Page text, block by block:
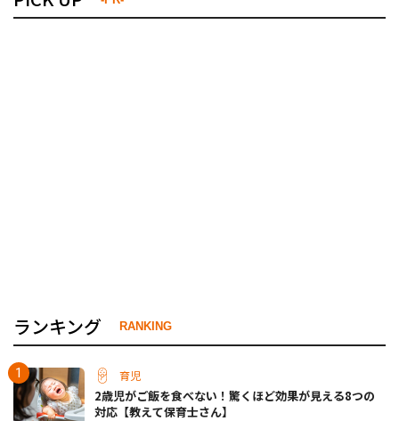
ランキング RANKING
育児
2歳児がご飯を食べない！驚くほど効果が見える8つの
対応【教えて保育士さん】